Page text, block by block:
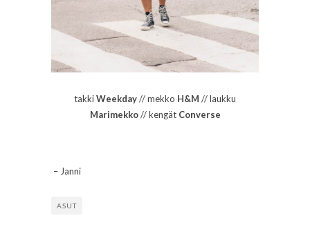
takkiWeekday// mekko H&M // laukku
Marimekko// kengät Converse
– Janni
ASUT